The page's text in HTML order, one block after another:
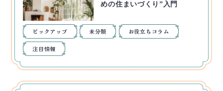
めの住まいづくり”入門
ピックアップ 未分類 お役立ちコラム
注目情報